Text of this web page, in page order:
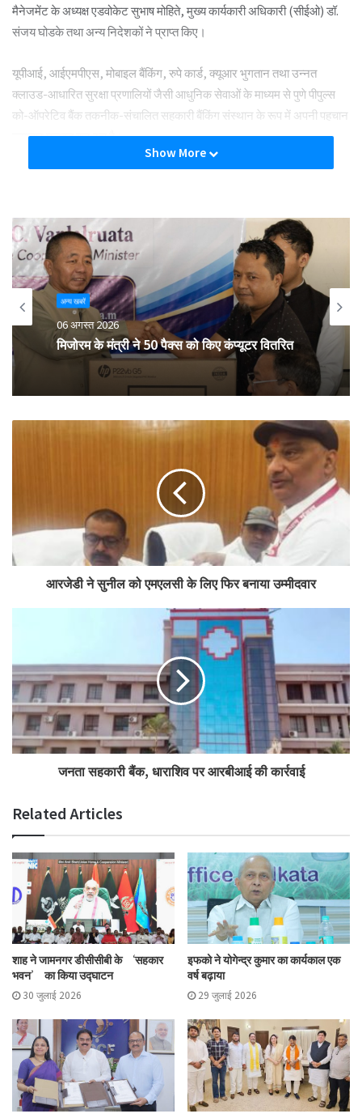
मैनेजमेंट के अध्यक्ष एडवोकेट सुभाष मोहिते, मुख्य कार्यकारी अधिकारी (सीईओ) डॉ.
संजय घोडके तथा अन्य निदेशकों ने प्राप्त किए।
यूपीआई, आईएमपीएस, मोबाइल बैंकिंग, रुपे कार्ड, क्यूआर भुगतान तथा उन्नत
क्लाउड-आधारित सुरक्षा प्रणालियों जैसी आधुनिक सेवाओं के माध्यम से पुणे पीपुल्स
को-ऑपरेटिव बैंक तकनीक-संचालित सहकारी बैंकिंग संस्थान के रूप में अपनी पहचान
लगातार मजबूत कर रहा है।
Show More
अन्य खबरें
06 अगस्त 2026
मिजोरम के मंत्री ने 50 पैक्स को किए कंप्यूटर वितरित
आरजेडी ने सुनील को एमएलसी के लिए फिर बनाया उम्मीदवार
जनता सहकारी बैंक, धाराशिव पर आरबीआई की कार्रवाई
Related Articles
शाह ने जामनगर डीसीसीबी के ‘सहकार
भवन’ का किया उद्घाटन
30 जुलाई 2026
इफको ने योगेन्द्र कुमार का कार्यकाल एक
वर्ष बढ़ाया
29 जुलाई 2026